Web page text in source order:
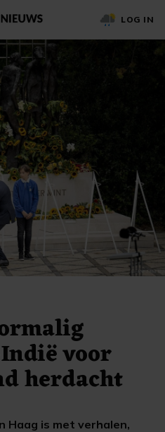
LOG IN
voor
herdacht
Haag is met verhalen,